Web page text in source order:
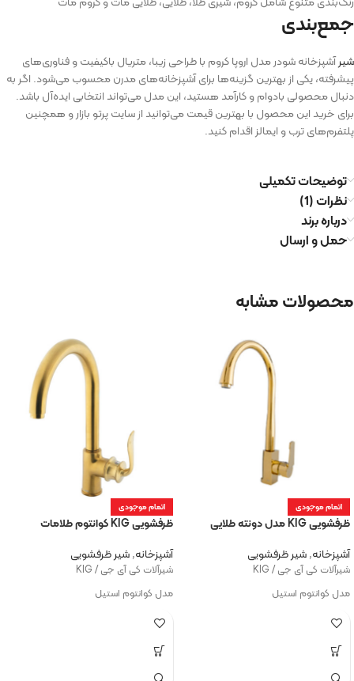
جمع‌بندی
شیرآشپزخانه شودر مدل اروپا کروم با طراحی زیبا، متریال باکیفیت و فناوری‌های
پیشرفته، یکی از بهترین گزینه‌ها برای آشپزخانه‌های مدرن محسوب می‌شود. اگر به
دنبال محصولی بادوام و کارآمد هستید، این مدل می‌تواند انتخابی ایده‌آل باشد.
برای خرید این محصول با بهترین قیمت می‌توانید از سایت پرتو بازار و همچنین
پلتفرم‌های ترب و ایمالز اقدام کنید.
توضیحات تکمیلی
نظرات (1)
درباره برند
حمل و ارسال
محصولات مشابه
اتمام موجودی
ظرفشویی KIG مدل دونته طلایی
آشپزخانه,شیر ظرفشویی
شیرآلات کی آی جی / KIG
مدل کوانتوم استیل
اتمام موجودی
ظرفشویی KIG کوانتوم طلامات
آشپزخانه,شیر ظرفشویی
شیرآلات کی آی جی / KIG
مدل کوانتوم استیل